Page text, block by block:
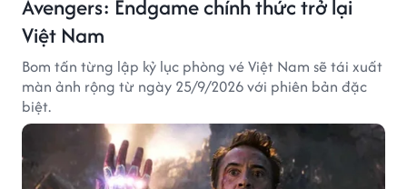
Avengers: Endgame chính thức trở lại
Việt Nam
Bom tấn từng lập kỷ lục phòng vé Việt Nam sẽ tái xuất
màn ảnh rộng từ ngày 25/9/2026 với phiên bản đặc
biệt.